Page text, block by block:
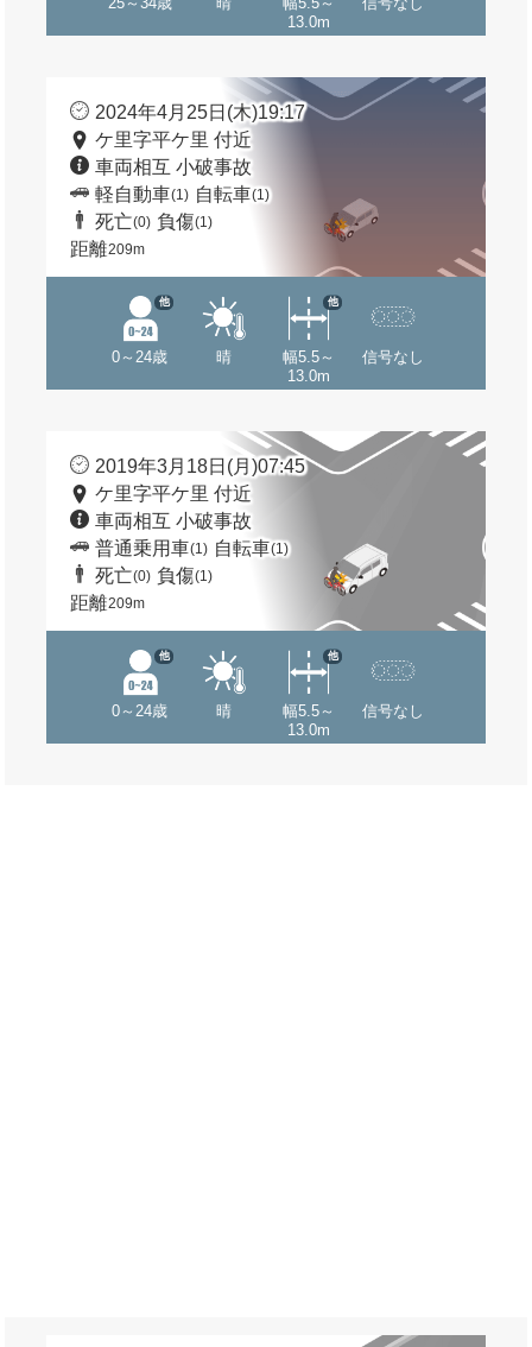
13.0m
2024年4月25日(木)19:17
ケ里字平ケ里 付近
車両相互 小破事故
軽自動車(1) 自転車(1)
死亡(0) 負傷(1)
距離209m
0～24歳
他
晴
幅5.5～
13.0m
他
信号なし
2019年3月18日(月)07:45
ケ里字平ケ里 付近
車両相互 小破事故
普通乗用車(1) 自転車(1)
死亡(0) 負傷(1)
距離209m
0～24歳
他
晴
幅5.5～
13.0m
他
信号なし